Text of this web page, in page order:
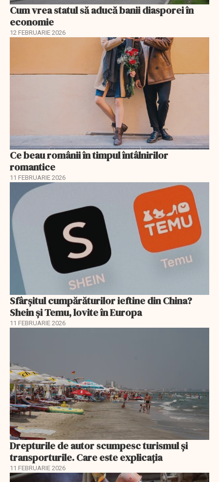
Cum vrea statul să aducă banii diasporei în
economie
12 FEBRUARIE 2026
Ce beau românii în timpul întâlnirilor
romantice
11 FEBRUARIE 2026
Sfârșitul cumpărăturilor ieftine din China?
Shein și Temu, lovite în Europa
11 FEBRUARIE 2026
Drepturile de autor scumpesc turismul și
transporturile. Care este explicația
11 FEBRUARIE 2026